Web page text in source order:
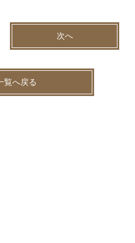
次へ
覧へ戻る